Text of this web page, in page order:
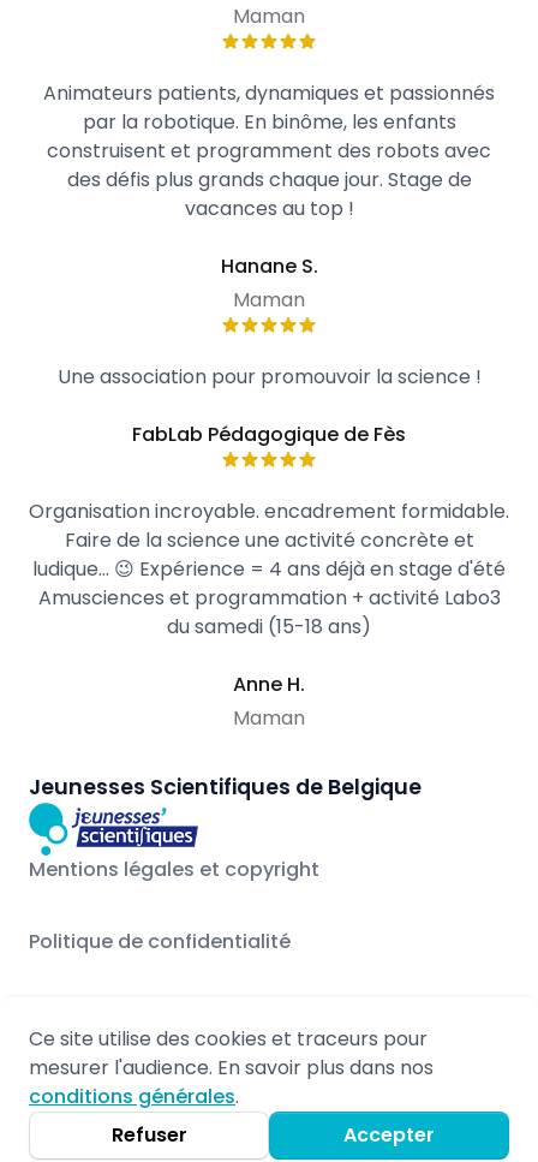
Maman
Animateurs patients, dynamiques et passionnés
par la robotique. En binôme, les enfants
construisent et programment des robots avec
des défis plus grands chaque jour. Stage de
vacances au top !
Hanane S.
Maman
Une association pour promouvoir la science !
FabLab Pédagogique de Fès
Organisation incroyable. encadrement formidable.
Faire de la science une activité concrète et
ludique... 😉 Expérience = 4 ans déjà en stage d'été
Amusciences et programmation + activité Labo3
du samedi (15-18 ans)
Anne H.
Maman
Jeunesses Scientifiques de Belgique
Mentions légales et copyright
Politique de confidentialité
© 2026 - Propulsé par Stageo.eu
Mentions légales
Non-responsabilité
Politique de confidentialité
Ce site utilise des cookies et traceurs pour
mesurer l'audience. En savoir plus dans nos
conditions générales.
Refuser
Accepter